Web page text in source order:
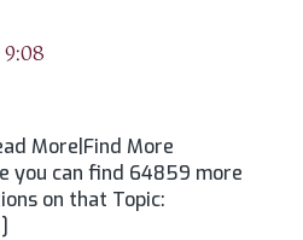
More|Find More
you can find 64859 more
on that Topic: